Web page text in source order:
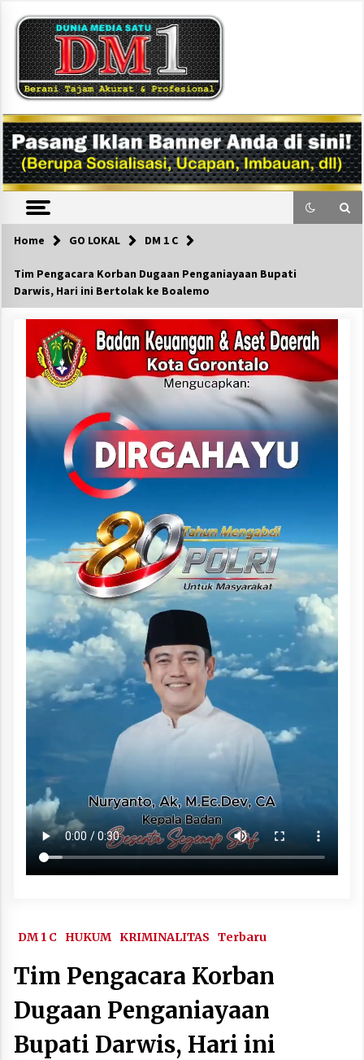
content
DM1
Home GO LOKAL DM 1 C
Tim Pengacara Korban Dugaan Penganiayaan Bupati
Darwis, Hari ini Bertolak ke Boalemo
DM 1 C HUKUM KRIMINALITAS Terbaru
Tim Pengacara Korban
Dugaan Penganiayaan
Bupati Darwis, Hari ini